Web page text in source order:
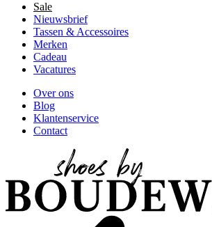
Sale
Nieuwsbrief
Tassen & Accessoires
Merken
Cadeau
Vacatures
Over ons
Blog
Klantenservice
Contact